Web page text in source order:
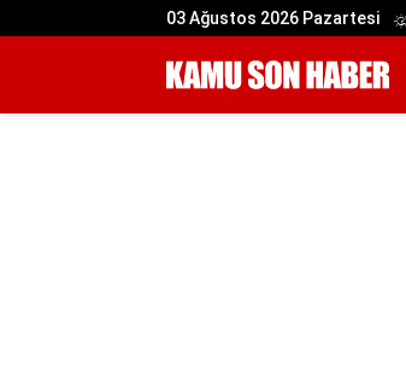
03 Ağustos 2026 Pazartesi